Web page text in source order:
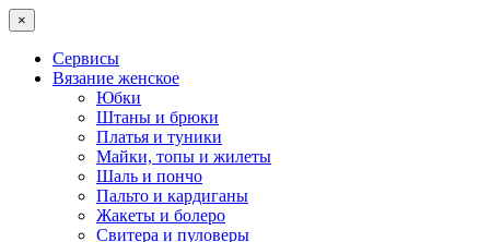
×
Сервисы
Вязание женское
Юбки
Штаны и брюки
Платья и туники
Майки, топы и жилеты
Шаль и пончо
Пальто и кардиганы
Жакеты и болеро
Свитера и пуловеры